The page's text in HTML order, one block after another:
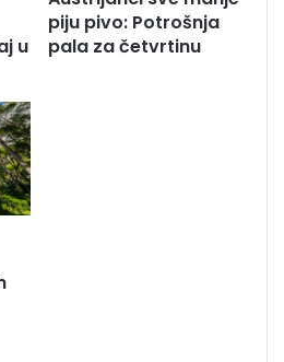
u
piju pivo: Potrošnja
pala za četvrtinu